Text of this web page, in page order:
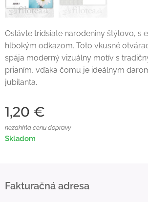
Oslávte tridsiate narodeniny štýlovo, s
hlbokým odkazom. Toto vkusné
spája moderný vizuálny motív s
prianím, vďaka čomu je ideálnym
jubilanta.
1,20 €
nezahŕňa cenu dopravy
Skladom
Fakturačná adresa